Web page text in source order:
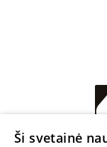
Ši svetainė